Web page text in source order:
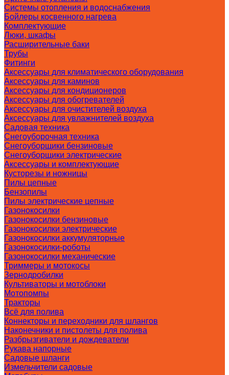
Системы отопления и водоснабжения
Бойлеры косвенного нагрева
Комплектующие
Люки, шкафы
Расширительные баки
Трубы
Фитинги
Аксессуары для климатического оборудования
Аксессуары для каминов
Аксессуары для кондиционеров
Аксессуары для обогревателей
Аксессуары для очистителей воздуха
Аксессуары для увлажнителей воздуха
Садовая техника
Снегоуборочная техника
Снегоуборщики бензиновые
Снегоуборщики электрические
Аксессуары и комплектующие
Кусторезы и ножницы
Пилы цепные
Бензопилы
Пилы электрические цепные
Газонокосилки
Газонокосилки бензиновые
Газонокосилки электрические
Газонокосилки аккумуляторные
Газонокосилки-роботы
Газонокосилки механические
Триммеры и мотокосы
Зернодробилки
Культиваторы и мотоблоки
Мотопомпы
Тракторы
Всё для полива
Коннекторы и переходники для шлангов
Наконечники и пистолеты для полива
Разбрызгиватели и дождеватели
Рукава напорные
Садовые шланги
Измельчители садовые